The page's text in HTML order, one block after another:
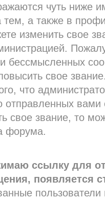
чуть ниже
тем, а также в
изменить свое
бессмысленных
свое
что
отправленных
свое звание, то
форума.
ссылку для
появляется
пользователи